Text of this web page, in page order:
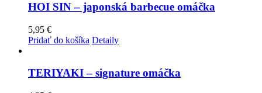
HOI SIN – japonská barbecue omáčka
5,95 €
Pridať do košíka Detaily
TERIYAKI – signature omáčka